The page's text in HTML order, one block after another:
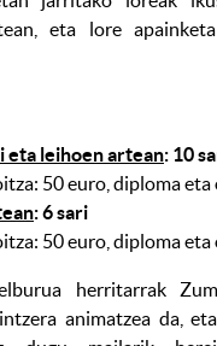
eta lore
eta leihoen artean: 10
50 euro, diploma eta
: 6 sari
50 euro, diploma eta
herritarrak
animatzea da,